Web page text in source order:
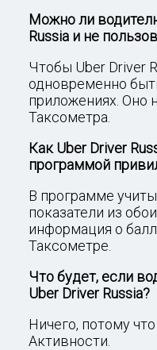
Можно ли
Russia и не
Чтобы Uber Driver
одновременно
приложениях. Оно
Таксометра.
Как Uber Driver
программой
В программе
показатели из
информация о
Таксометре.
Что будет, если
Uber Driver Russia?
Ничего, потому
Активности.